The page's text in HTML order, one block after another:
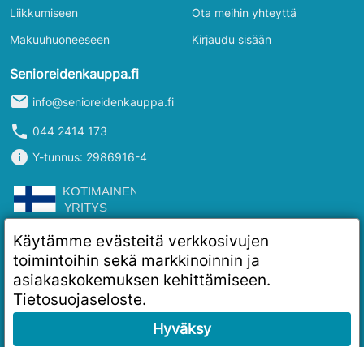
Liikkumiseen
Makuuhuoneeseen
Ota meihin yhteyttä
Kirjaudu sisään
Senioreidenkauppa.fi
mail info@senioreidenkauppa.fi
phone 044 2414 173
info Y-tunnus: 2986916-4
Käytämme evästeitä verkkosivujen
toimintoihin sekä markkinoinnin ja
asiakaskokemuksen kehittämiseen.
Tietosuojaseloste.
Hyväksy